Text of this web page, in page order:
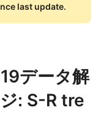
last update.
データ解
: S-R tre